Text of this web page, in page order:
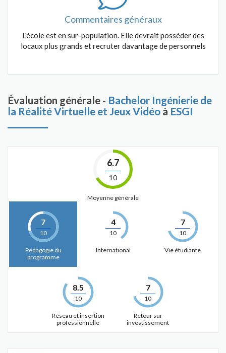
Commentaires généraux
L'école est en sur-population. Elle devrait posséder des
locaux plus grands et recruter davantage de personnels
Évaluation générale - Bachelor Ingénierie de
la Réalité Virtuelle et Jeux Vidéo à ESGI
6.7
10
Moyenne générale
7
10
Pédagogie du
programme
4
10
International
7
10
Vie étudiante
8.5
10
Réseau et insertion
professionnelle
7
10
Retour sur
investissement